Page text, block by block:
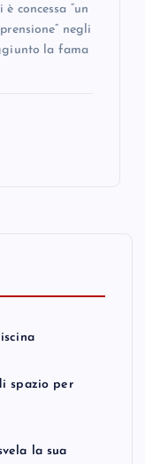
concessa “un
negli
la fama
spazio per
la sua